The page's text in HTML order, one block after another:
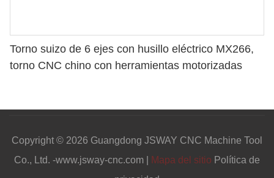
Torno suizo de 6 ejes con husillo eléctrico MX266,
torno CNC chino con herramientas motorizadas
Copyright © 2026 Guangdong JSWAY CNC Machine Tool
Co., Ltd. -www.jsway-cnc.com |
Mapa del sitio Política de